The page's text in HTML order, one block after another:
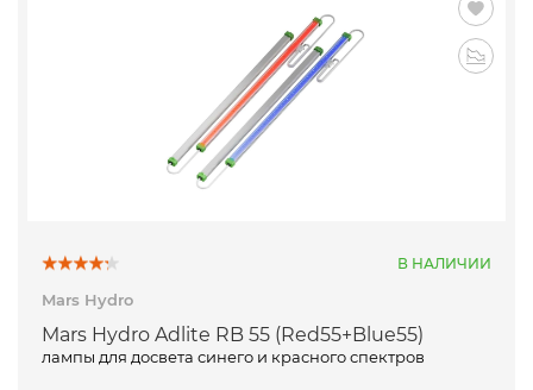
В НАЛИЧИИ
Mars Hydro
Mars Hydro Adlite RB 55 (Red55+Blue55)
лампы для досвета синего и красного спектров